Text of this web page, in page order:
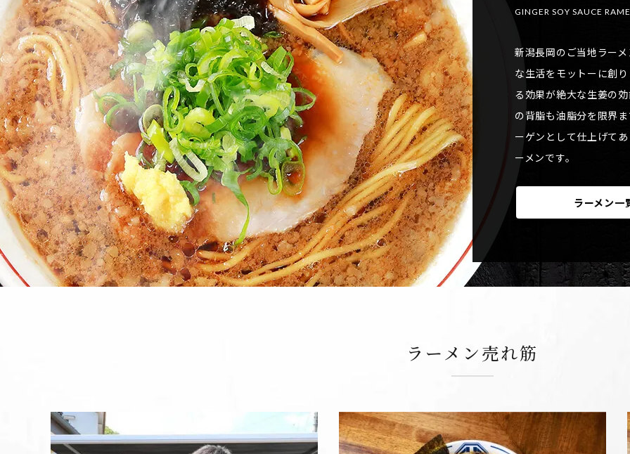
GINGER SOY SAUCE
新潟長岡のご当地ラー
な生活をモットーに創
る効果が絶大な生姜の
の背脂も油脂分を限界
ーゲンとして仕上げて
ーメンです。
ラーメン一
ラーメン売れ筋